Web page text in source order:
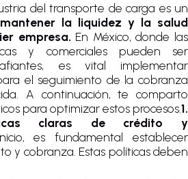
del transporte de carga es un
mantener la liquidez y la salud
empresa. En México, donde las
y comerciales pueden ser
es vital implementar
el seguimiento de la cobranza
A continuación, te comparto
para optimizar estos procesos.1.
claras de crédito y
es fundamental establecer
y cobranza. Estas políticas deben